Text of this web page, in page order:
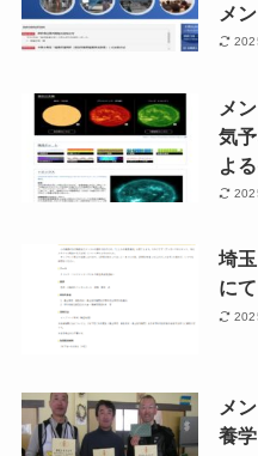
メ
メ
気
よ
埼
に
メ
養